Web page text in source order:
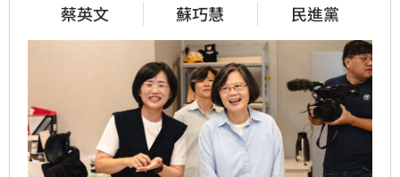
蔡英文 蘇巧慧 民進黨